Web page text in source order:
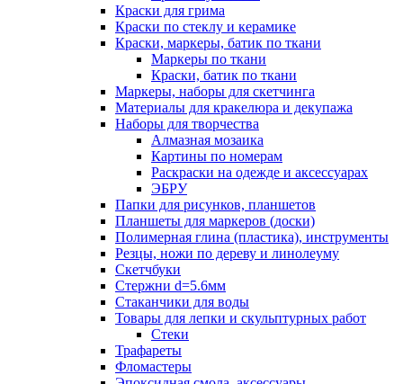
Краски для грима
Краски по стеклу и керамике
Краски, маркеры, батик по ткани
Маркеры по ткани
Краски, батик по ткани
Маркеры, наборы для скетчинга
Материалы для кракелюра и декупажа
Наборы для творчества
Алмазная мозаика
Картины по номерам
Раскраски на одежде и аксессуарах
ЭБРУ
Папки для рисунков, планшетов
Планшеты для маркеров (доски)
Полимерная глина (пластика), инструменты
Резцы, ножи по дереву и линолеуму
Скетчбуки
Стержни d=5.6мм
Стаканчики для воды
Товары для лепки и скульптурных работ
Стеки
Трафареты
Фломастеры